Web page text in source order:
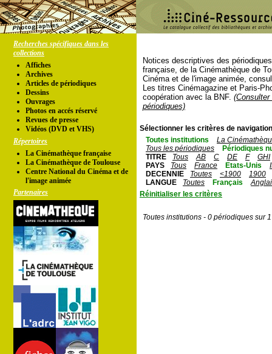
Recherches spécifiques dans les
collections
Affiches
Archives
Articles de périodiques
Dessins
Ouvrages
Photos en accés réservé
Revues de presse
Vidéos (DVD et VHS)
Répertoires
La Cinémathèque française
La Cinémathèque de Toulouse
Centre National du Cinéma et de
l'image animée
Partenaires
Notices descriptives des
française, de la Cinémathèque de
Cinéma et de l'image animée,
Les titres Cinémagazine et Paris-
coopération avec la BNF.
périodiques)
Sélectionner les critères de
Toutes institutions
La
Tous les périodiques
Périodiques
TITRE
Tous AB C DE F
GHI
PAYS
Tous France Etats-Unis
DECENNIE
Toutes <1900
1900
LANGUE
Toutes Français
Réinitialiser les critères
Toutes institutions - 0 périodiques sur